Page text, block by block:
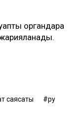
органдарға
саясаты
ру